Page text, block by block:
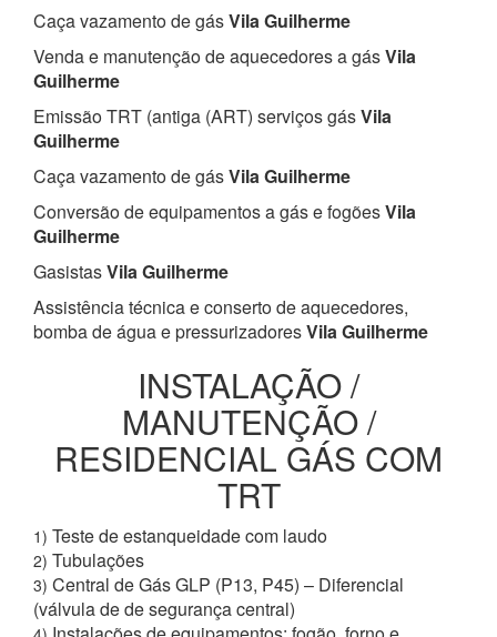
Caça vazamento de gásVila Guilherme
Venda e manutenção de aquecedores a gásVila
Guilherme
Emissão TRT (antiga (ART) serviços gásVila
Guilherme
Caça vazamento de gásVila Guilherme
Conversão de equipamentos a gás e fogõesVila
Guilherme
GasistasVila Guilherme
Assistência técnica e conserto de aquecedores,
bomba de água e pressurizadoresVila Guilherme
INSTALAÇÃO /
MANUTENÇÃO /
RESIDENCIAL GÁS COM
TRT
1) Teste de estanqueidade com laudo
2) Tubulações
3) Central de Gás GLP (P13, P45) – Diferencial
(válvula de de segurança central)